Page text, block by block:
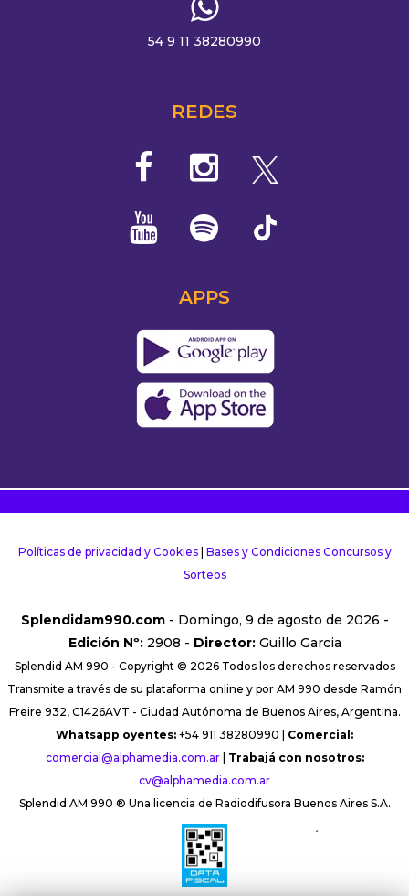
54 9 11 38280990
REDES
APPS
Políticas de privacidad y Cookies| Bases y Condiciones Concursos y
Sorteos
Splendidam990.com- Domingo, 9 de agosto de 2026 -
Edición Nº:2908 - Director:Guillo Garcia
Splendid AM 990 - Copyright © 2026 Todos los derechos reservados
Transmite a través de su plataforma online y por AM 990 desde Ramón
Freire 932, C1426AVT - Ciudad Autónoma de Buenos Aires, Argentina.
Whatsapp oyentes: +54 911 38280990 | Comercial:
comercial@alphamedia.com.ar| Trabajá con nosotros:
cv@alphamedia.com.ar
Splendid AM 990 ® Una licencia de Radiodifusora Buenos Aires S.A.
´